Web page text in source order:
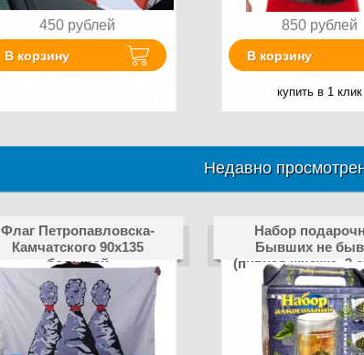
450 рублей
В корзину
850 рублей
В корзину
купить в 1 клик
Недавно
Флаг Петропавловска-
Камчатского 90x135
большой
Набор
Бывших не
(пивная кружка, 3